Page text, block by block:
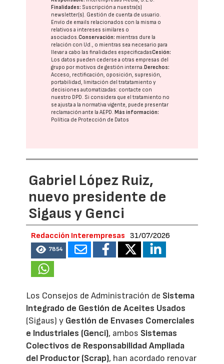
Finalidades: Suscripción a nuestra(s)
newsletter(s). Gestión de cuenta de usuario.
Envío de emails relacionados con la misma o
relativos a intereses similares o
asociados.Conservación: mientras dure la
relación con Ud., o mientras sea necesario para
llevar a cabo las finalidades especificadasCesión:
Los datos pueden cederse a otras empresas del
grupo por motivos de gestión interna. Derechos:
Acceso, rectificación, oposición, supresión,
portabilidad, limitación del tratatamiento y
decisiones automatizadas: contacte con
nuestro DPD. Si considera que el tratamiento no
se ajusta a la normativa vigente, puede presentar
reclamación ante laAEPD. Más información:
Política de Protección de Datos
Gabriel López Ruiz,
nuevo presidente de
Sigaus y Genci
Redacción Interempresas 31/07/2026
7854
Los Consejos de Administración de Sistema
Integrado de Gestión de Aceites Usados
(Sigaus) y Gestión de Envases Comerciales
e Industriales (Genci), ambos Sistemas
Colectivos de Responsabilidad Ampliada
del Productor (Scrap), han acordado renovar